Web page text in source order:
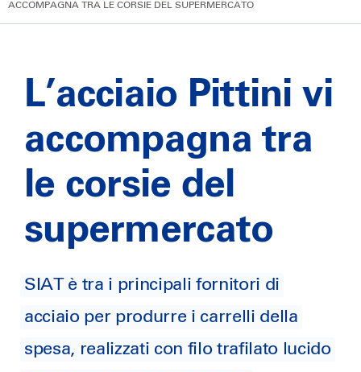
ACCOMPAGNA TRA LE CORSIE DEL SUPERMERCATO
L’acciaio Pittini vi
accompagna tra
le corsie del
supermercato
SIAT è tra i principali fornitori di
acciaio per produrre i carrelli della
spesa, realizzati con filo trafilato lucido